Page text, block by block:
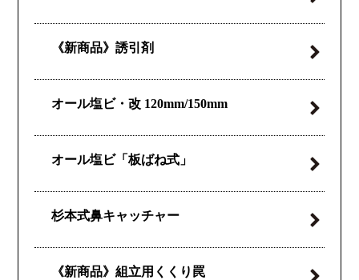
《新商品》誘引剤
オール塩ビ・改 120mm/150mm
オール塩ビ「板ばね式」
杉本式鼻キャッチャー
《新商品》 組立用くくり罠